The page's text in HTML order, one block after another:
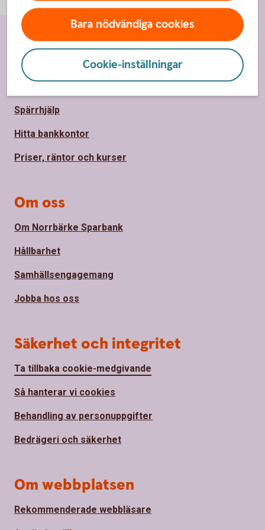
Bara nödvändiga cookies
Cookie-inställningar
Sidfot
Hitta snabbt
Spärrhjälp
Hitta bankkontor
Priser, räntor och kurser
Om oss
Om Norrbärke Sparbank
Hållbarhet
Samhällsengagemang
Jobba hos oss
Säkerhet och integritet
Ta tillbaka cookie-medgivande
Så hanterar vi cookies
Behandling av personuppgifter
Bedrägeri och säkerhet
Om webbplatsen
Rekommenderade webbläsare